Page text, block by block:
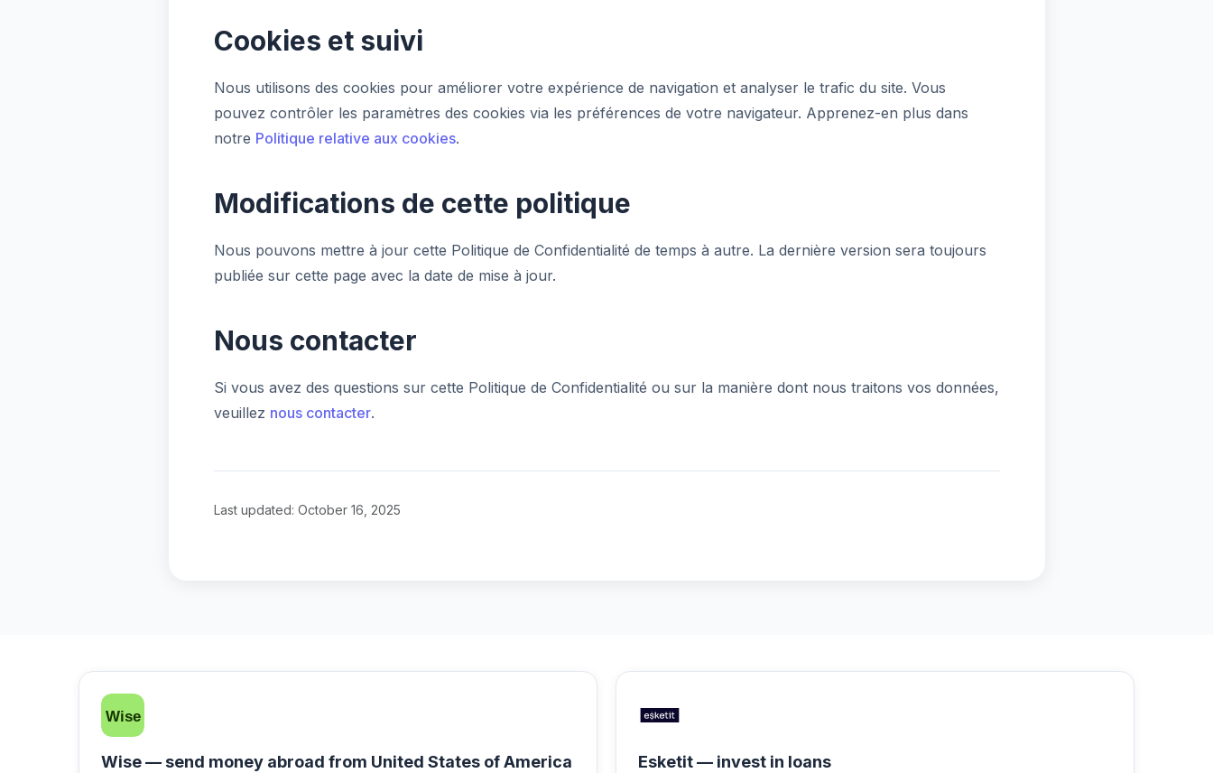
Cookies et suivi
Nous utilisons des cookies pour améliorer votre expérience de navigation et analyser le trafic du site. Vous
pouvez contrôler les paramètres des cookies via les préférences de votre navigateur. Apprenez-en plus dans
notre Politique relative aux cookies.
Modifications de cette politique
Nous pouvons mettre à jour cette Politique de Confidentialité de temps à autre. La dernière version sera toujours
publiée sur cette page avec la date de mise à jour.
Nous contacter
Si vous avez des questions sur cette Politique de Confidentialité ou sur la manière dont nous traitons vos données,
veuillez nous contacter.
Last updated: October 16, 2025
Wise — send money abroad from United States of America Esketit — invest in loans